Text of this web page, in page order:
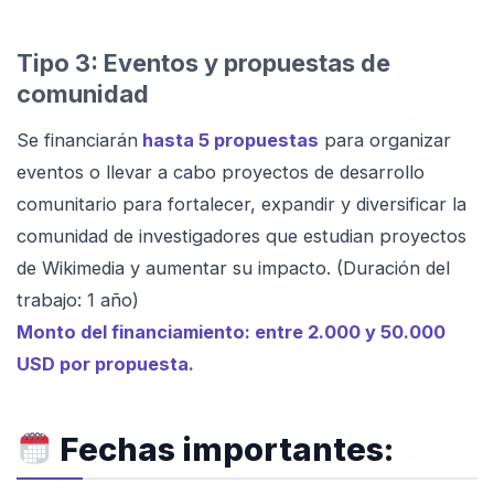
Tipo 3: Eventos y propuestas de
comunidad
Se financiaránhasta 5 propuestas para organizar
eventos o llevar a cabo proyectos de desarrollo
comunitario para fortalecer, expandir y diversificar la
comunidad de investigadores que estudian proyectos
de Wikimedia y aumentar su impacto. (Duración del
trabajo: 1 año)
Monto del financiamiento: entre 2.000 y 50.000
USD por propuesta.
Fechas importantes: